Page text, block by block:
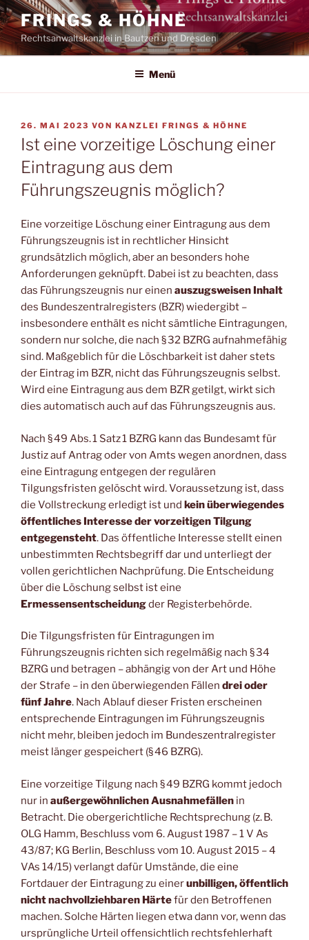
Zum
Inhalt
springen
FRINGS & HÖHNE
Rechtsanwaltskanzlei in Bautzen und Dresden
Menü
VERÖFFENTLICHT
AM
26. MAI 2023 VON KANZLEI FRINGS & HÖHNE
Ist eine vorzeitige Löschung einer
Eintragung aus dem
Führungszeugnis möglich?
Eine vorzeitige Löschung einer Eintragung aus dem
Führungszeugnis ist in rechtlicher Hinsicht
grundsätzlich möglich, aber an besonders hohe
Anforderungen geknüpft. Dabei ist zu beachten, dass
das Führungszeugnis nur einen auszugsweisen Inhalt
des Bundeszentralregisters (BZR) wiedergibt –
insbesondere enthält es nicht sämtliche Eintragungen,
sondern nur solche, die nach § 32 BZRG aufnahmefähig
sind. Maßgeblich für die Löschbarkeit ist daher stets
der Eintrag im BZR, nicht das Führungszeugnis selbst.
Wird eine Eintragung aus dem BZR getilgt, wirkt sich
dies automatisch auch auf das Führungszeugnis aus.
Nach § 49 Abs. 1 Satz 1 BZRG kann das Bundesamt für
Justiz auf Antrag oder von Amts wegen anordnen, dass
eine Eintragung entgegen der regulären
Tilgungsfristen gelöscht wird. Voraussetzung ist, dass
die Vollstreckung erledigt ist und kein überwiegendes
öffentliches Interesse der vorzeitigen Tilgung
entgegensteht. Das öffentliche Interesse stellt einen
unbestimmten Rechtsbegriff dar und unterliegt der
vollen gerichtlichen Nachprüfung. Die Entscheidung
über die Löschung selbst ist eine
Ermessensentscheidungder Registerbehörde.
Die Tilgungsfristen für Eintragungen im
Führungszeugnis richten sich regelmäßig nach § 34
BZRG und betragen – abhängig von der Art und Höhe
der Strafe – in den überwiegenden Fällen drei oder
fünf Jahre. Nach Ablauf dieser Fristen erscheinen
entsprechende Eintragungen im Führungszeugnis
nicht mehr, bleiben jedoch im Bundeszentralregister
meist länger gespeichert (§ 46 BZRG).
Eine vorzeitige Tilgung nach § 49 BZRG kommt jedoch
nur in außergewöhnlichen Ausnahmefällen in
Betracht. Die obergerichtliche Rechtsprechung (z. B.
OLG Hamm, Beschluss vom 6. August 1987 – 1 V As
43/87; KG Berlin, Beschluss vom 10. August 2015 – 4
VAs 14/15) verlangt dafür Umstände, die eine
Fortdauer der Eintragung zu einerunbilligen, öffentlich
nicht nachvollziehbaren Härtefür den Betroffenen
machen. Solche Härten liegen etwa dann vor, wenn das
ursprüngliche Urteil offensichtlich rechtsfehlerhaft